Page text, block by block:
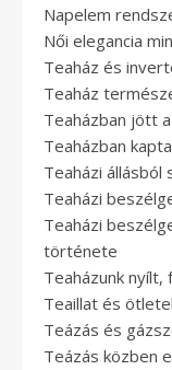
Napelem
Női elegancia
Teaház és
Teaház
Teaházban jött
Teaházban
Teaházi állásból
Teaházi
Teaházi
története
Teaházunk nyílt,
Teaillat és
Teázás és
Teázás közben